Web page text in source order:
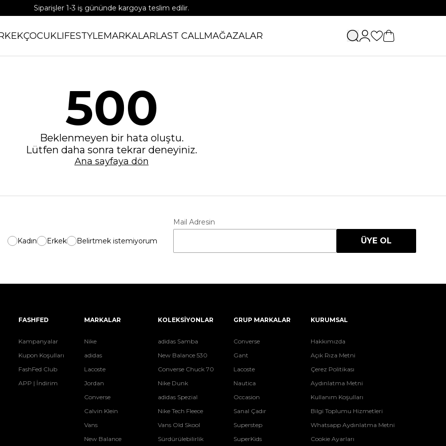
Siparişler 1-3 iş gününde kargoya teslim edilir.
APP'e özel %15 indirim kodu: APP15
ÇOCUKLIFESTYLEMARKALARLAST CALLMAĞAZALAR
500
Beklenmeyen bir hata oluştu.
Lütfen daha sonra tekrar deneyiniz.
Ana sayfaya dön
Kadın Erkek Belirtmek istemiyorum
Mail Adresin
ÜYE OL
FASHFED
Kampanyalar
Kupon Koşulları
FashFed Club
APP | İndirim
MARKALAR
Nike
adidas
Lacoste
Jordan
Converse
Calvin Klein
Vans
New Balance
KOLEKSİYONLAR
adidas Samba
New Balance 530
Converse Chuck 70
Nike Dunk
adidas Spezial
Nike Tech Fleece
Vans Old Skool
Sürdürülebilirlik
GRUP MARKALAR
Converse
Gant
Lacoste
Nautica
Occasion
Sanal Çadır
Superstep
SuperKids
KURUMSAL
Hakkımızda
Açık Rıza Metni
Çerez Politikası
Aydınlatma Metni
Kullanım Koşulları
Bilgi Toplumu Hizmetleri
Whatsapp Aydınlatma Metni
Cookie Ayarları